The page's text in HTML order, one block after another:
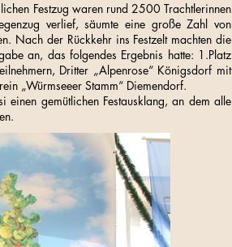
Festzug waren rund 2500 Trachtlerinnen
verlief, säumte eine große Zahl von
Nach der Rückkehr ins Festzelt machten die
an, das folgendes Ergebnis hatte: 1.Platz
Dritter „Alpenrose“ Königsdorf mit
„Würmseeer Stamm“ Diemendorf.
gemütlichen Festausklang, an dem alle